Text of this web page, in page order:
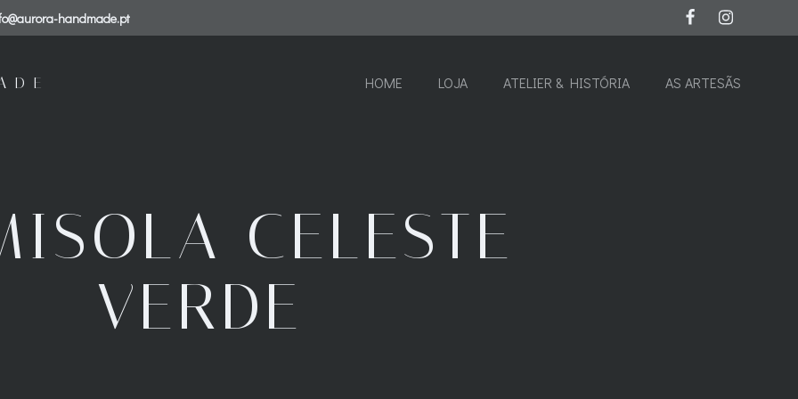
handmade.pt
HOME LOJA ATELIER & HISTÓRIA AS ARTESÃS
CELESTE
VERDE